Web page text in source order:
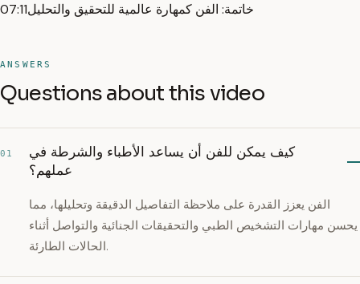
07:11خاتمة: الفن كمهارة عالمية للتحقيق والتحليل
ANSWERS
Questions about this video
01
كيف يمكن للفن أن يساعد الأطباء والشرطة في
عملهم؟
الفن يعزز القدرة على ملاحظة التفاصيل الدقيقة وتحليلها، مما
يحسن مهارات التشخيص الطبي والتحقيقات الجنائية والتواصل أثناء
الحالات الطارئة.